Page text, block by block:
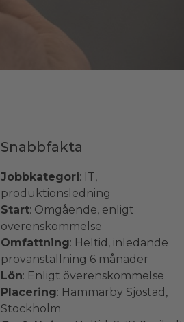
Snabbfakta
Jobbkategori: IT,
produktionsledning
Start: Omgående, enligt
överenskommelse
Omfattning: Heltid, inledande
provanställning 6 månader
Lön: Enligt överenskommelse
Placering: Hammarby Sjöstad,
Stockholm